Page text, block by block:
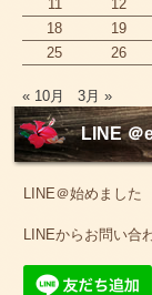
11
12
18
19
25
26
« 10月 3月 »
LINE ＠
LINE＠始めました
LINEからお問い合